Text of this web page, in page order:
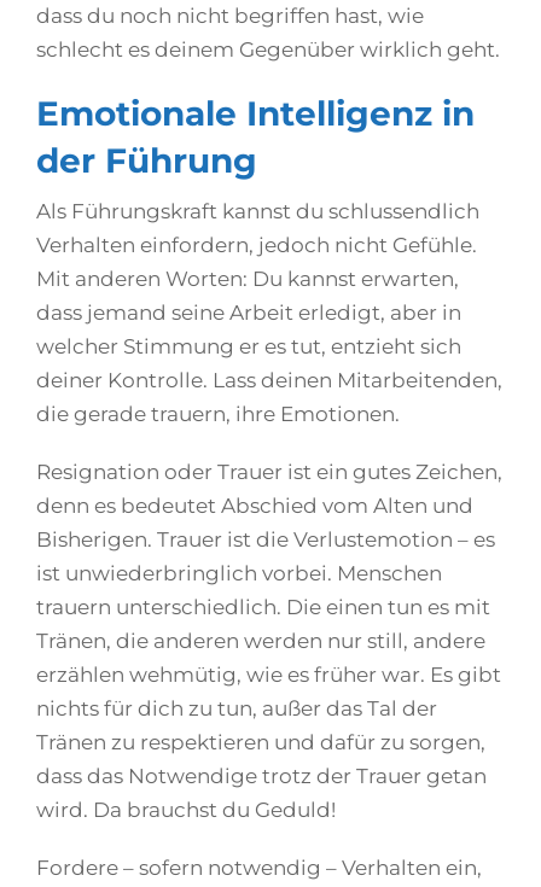
dass du noch nicht begriffen hast, wie
schlecht es deinem Gegenüber wirklich geht.
Emotionale Intelligenz in
der Führung
Als Führungskraft kannst du schlussendlich
Verhalten einfordern, jedoch nicht Gefühle.
Mit anderen Worten: Du kannst erwarten,
dass jemand seine Arbeit erledigt, aber in
welcher Stimmung er es tut, entzieht sich
deiner Kontrolle. Lass deinen Mitarbeitenden,
die gerade trauern, ihre Emotionen.
Resignation oder Trauer ist ein gutes Zeichen,
denn es bedeutet Abschied vom Alten und
Bisherigen. Trauer ist die Verlustemotion – es
ist unwiederbringlich vorbei. Menschen
trauern unterschiedlich. Die einen tun es mit
Tränen, die anderen werden nur still, andere
erzählen wehmütig, wie es früher war. Es gibt
nichts für dich zu tun, außer das Tal der
Tränen zu respektieren und dafür zu sorgen,
dass das Notwendige trotz der Trauer getan
wird. Da brauchst du Geduld!
Fordere – sofern notwendig – Verhalten ein,